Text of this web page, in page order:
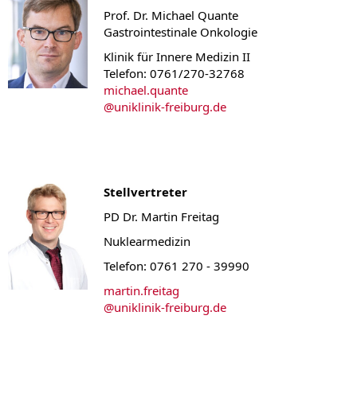
Prof. Dr. Michael Quante
Gastrointestinale Onkologie
Klinik für Innere Medizin II
Telefon: 0761/270-32768
michael.quante
@uniklinik-freiburg.de
Stellvertreter
PD Dr. Martin Freitag
Nuklearmedizin
Telefon: 0761 270 - 39990
martin.freitag
@uniklinik-freiburg.de